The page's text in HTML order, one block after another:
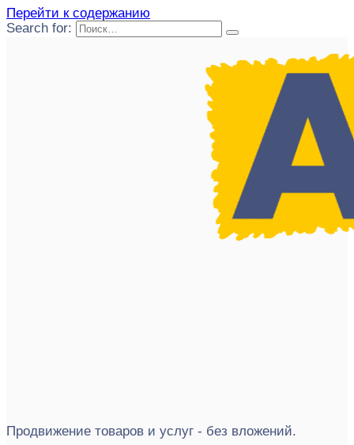
Перейти к содержанию
Search for:
Продвижение товаров и услуг - без вложений.